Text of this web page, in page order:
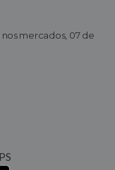
mercados, 07 de